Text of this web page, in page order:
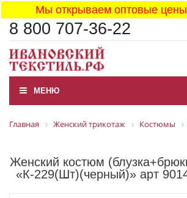
Мы открываем оптовые
8 800 707-36-22
МЕНЮ
Главная Женский трикотаж Костюмы
Женский костюм
«К-229(Шт)(черный)» арт